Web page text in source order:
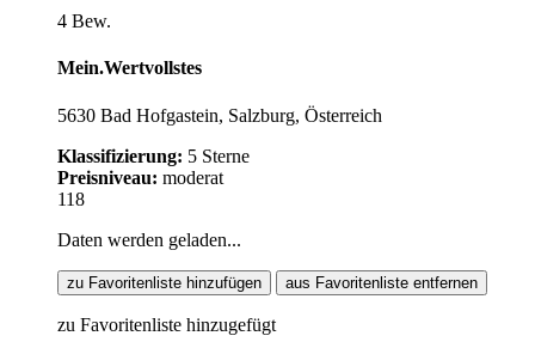
4 Bew.
Mein.Wertvollstes
5630 Bad Hofgastein, Salzburg, Österreich
Klassifizierung: 5 Sterne
Preisniveau: moderat
118
Daten werden geladen...
zu Favoritenliste hinzufügen aus Favoritenliste entfernen
zu Favoritenliste hinzugefügt